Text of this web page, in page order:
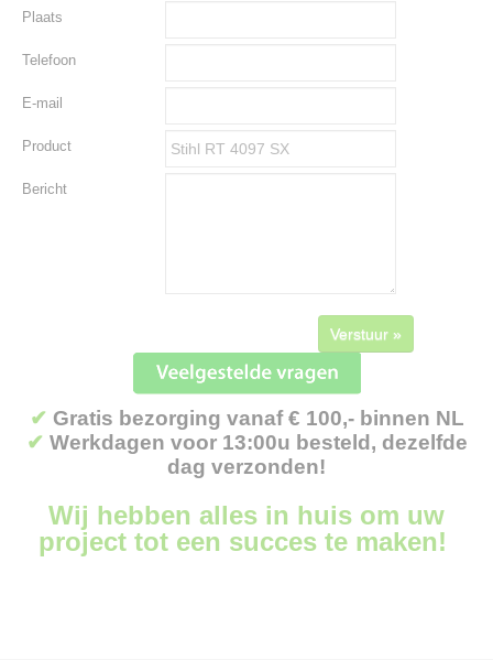
Plaats
Telefoon
E-mail
Product
Bericht
Verstuur »
✔ Gratis bezorging vanaf € 100,- binnen NL
✔ Werkdagen voor 13:00u besteld, dezelfde
dag verzonden!
Wij hebben alles in huis om uw
project tot een succes te maken!